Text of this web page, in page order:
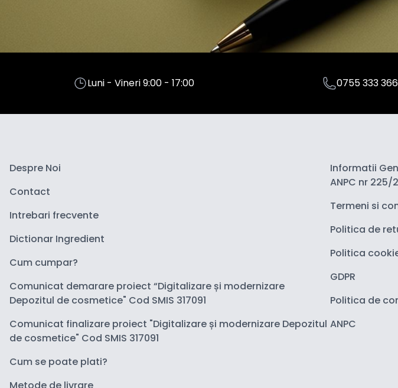
Luni - Vineri 9:00 - 17:00 0755 333 366
Despre Noi
Contact
Intrebari frecvente
Dictionar Ingredient
Cum cumpar?
Comunicat demarare proiect “Digitalizare și modernizare
Depozitul de cosmetice" Cod SMIS 317091
Comunicat finalizare proiect "Digitalizare și modernizare Depozitul
de cosmetice" Cod SMIS 317091
Cum se poate plati?
Informatii
ANPC nr 225/
Termeni si
Politica de
Politica
GDPR
Politica de
ANPC